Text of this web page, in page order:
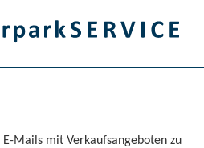
Mails mit Verkaufsangeboten zu